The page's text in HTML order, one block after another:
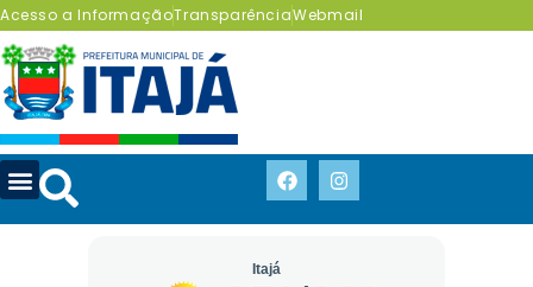
Acesso a InformaçãoTransparênciaWebmail